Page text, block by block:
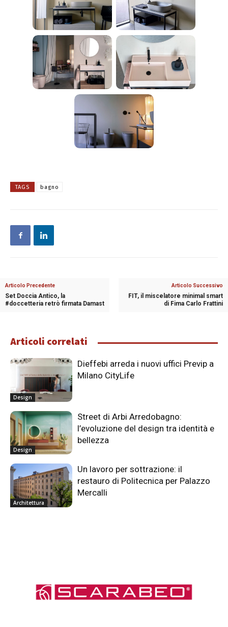
TAGS bagno
Articolo Precedente
Set Doccia Antico, la
#doccetteria retrò firmata Damast
Articolo Successivo
FIT, il miscelatore minimal smart
di Fima Carlo Frattini
Articoli correlati
Design
Dieffebi arreda i nuovi uffici Previp a
Milano CityLife
Design
Street di Arbi Arredobagno:
l’evoluzione del design tra identità e
bellezza
Architettura
Un lavoro per sottrazione: il
restauro di Politecnica per Palazzo
Mercalli